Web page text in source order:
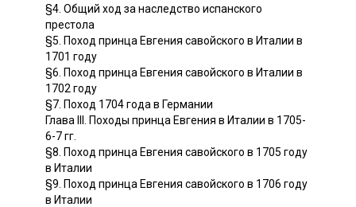
§4. Общий ход за наследство испанского
престола
§5. Поход принца Евгения савойского в Италии в
1701 году
§6. Поход принца Евгения савойского в Италии в
1702 году
§7. Поход 1704 года в Германии
Глава III. Походы принца Евгения в Италии в 1705-
6-7 гг.
§8. Поход принца Евгения савойского в 1705 году
в Италии
§9. Поход принца Евгения савойского в 1706 году
в Италии